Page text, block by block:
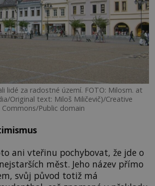
lidé za radostné území. FOTO: Milosm. at
Original text: Miloš Miličevič)/Creative
Commons/Public domain
ani vteřinu pochybovat, že jde o
měst. Jeho název přímo
svůj původ totiž má